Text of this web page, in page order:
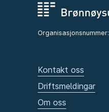
Organisasjonsnummer:
Kontakt oss
Driftsmeldingar
Om oss